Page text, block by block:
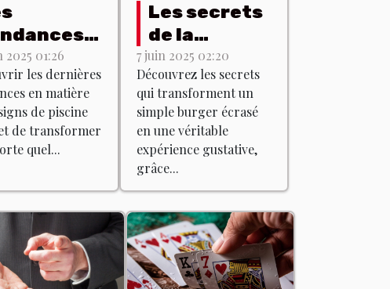
en
de
de
2025 01:26
les dernières
en matière
de piscine
de transformer
quel...
Les secrets
de la
préparation
des burgers
écrasés
avec des
produits du
terroir
7 juin 2025 02:20
Découvrez les secrets
qui transforment un
simple burger écrasé
en une véritable
expérience gustative,
grâce...